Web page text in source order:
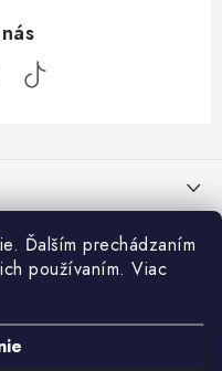
Ďalším prechádzaním
používaním. Viac
terapeutického